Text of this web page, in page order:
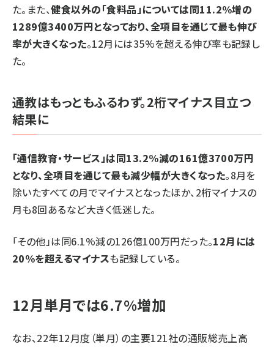
た。また、健食以外の「食料品」については同11.2%増の
1289億3400万円となっており、全項目を通じて最も伸び
率が大きくなった。12月には35%を超える伸び率も記録し
た。
通教はもっともふるわず。2桁マイナス目立つ
結果に
「通信教育・サービス」は同13.2%減の161億3700万円
となり、全項目を通じて最も減少幅が大きくなった。8月を
除いたすべての月でマイナスとなったほか、2桁マイナスの
月も8回あるなど大きく低迷した。
「その他」は同6.1%減の126億100万円だった。12月には
20%を超えるマイナスも記録している。
12月単月では6.7%増加
なお、22年12月度（単月）の主要121社の通販総売上高